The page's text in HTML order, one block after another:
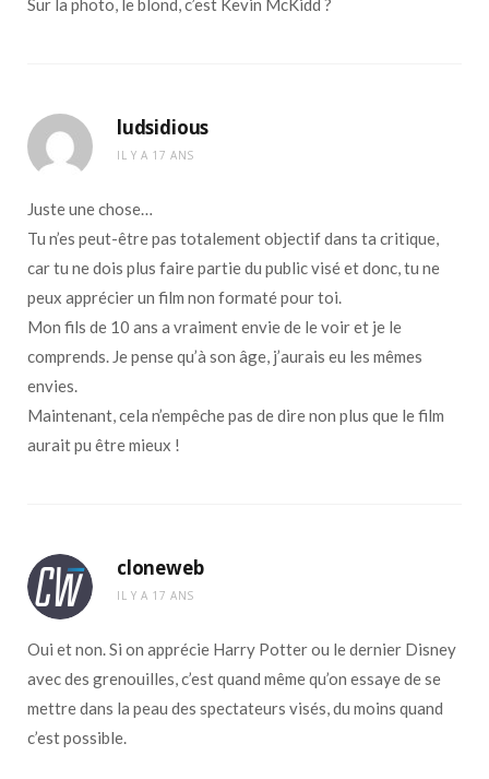
Sur la photo, le blond, c’est Kevin McKidd ?
ludsidious
IL Y A 17 ANS
Juste une chose…
Tu n’es peut-être pas totalement objectif dans ta critique,
car tu ne dois plus faire partie du public visé et donc, tu ne
peux apprécier un film non formaté pour toi.
Mon fils de 10 ans a vraiment envie de le voir et je le
comprends. Je pense qu’à son âge, j’aurais eu les mêmes
envies.
Maintenant, cela n’empêche pas de dire non plus que le film
aurait pu être mieux !
cloneweb
IL Y A 17 ANS
Oui et non. Si on apprécie Harry Potter ou le dernier Disney
avec des grenouilles, c’est quand même qu’on essaye de se
mettre dans la peau des spectateurs visés, du moins quand
c’est possible.